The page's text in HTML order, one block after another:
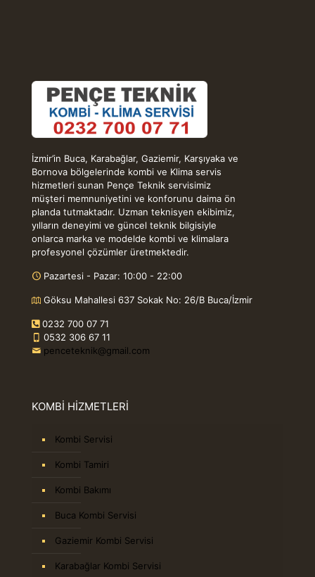
İzmir’in Buca, Karabağlar, Gaziemir, Karşıyaka ve
Bornova bölgelerinde kombi ve Klima servis
hizmetleri sunan Pençe Teknik servisimiz
müşteri memnuniyetini ve konforunu daima ön
planda tutmaktadır. Uzman teknisyen ekibimiz,
yılların deneyimi ve güncel teknik bilgisiyle
onlarca marka ve modelde kombi ve klimalara
profesyonel çözümler üretmektedir.
Pazartesi - Pazar: 10:00 - 22:00
Göksu Mahallesi 637 Sokak No: 26/B Buca/İzmir
0232 700 07 71
0532 306 67 11
penceteknik@gmail.com
KOMBİ HİZMETLERİ
Kombi Servisi
Kombi Tamiri
Kombi Bakımı
Buca Kombi Servisi
Gaziemir Kombi Servisi
Karabağlar Kombi Servisi